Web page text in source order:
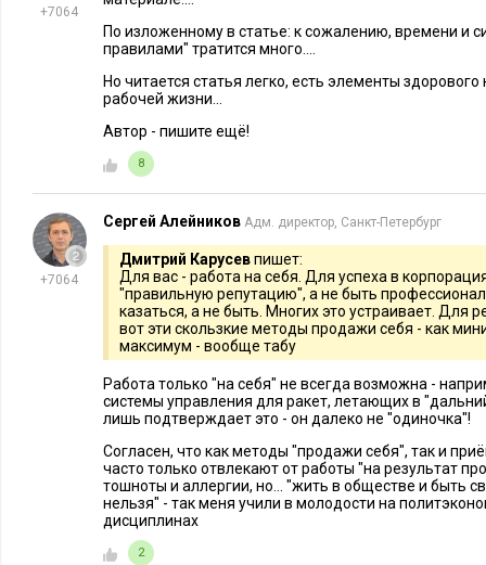
Чем выше планка, тем меньше риск поражения. Не
раза за квартал, как хотел генеральный? Ну, так цель
продажи даже просели? Ладно, зато мы заложили
Неприятные переговоры, пугающие публичные
проблем, с радостью! Незаметную часть работы можно
Так вы быстро примелькаетесь и станете корпоративным
в «Криминальном чтиве» был такой антикризисный
палец не ударил — зато все разрулил и порешал.
роли на почасовой ставке. Рабочее время – вообще
7. Круглосуточно на связи
Чем отличается настоящая ответственность? Даже если
круглосуточная поддержка, работа 7 дней в неделю, по
понадобилось – вы знаете к кому обращаться.
Точно так же на личном уровне, для единичных
график со свободными вечерами выходными мало кому
+7064
По изложенному в статье: к сожалению, времени и
правилами" тратится много....
Но читается статья легко, есть элементы
рабочей жизни...
Автор - пишите ещё!
8
+7064
Сергей Алейников Адм. директор, Санкт-Петербург
Дмитрий Карусевпишет:
Для вас - работа на себя. Для успеха в
"правильную репутацию", а не быть
казаться, а не быть. Многих это устраивает. Для
вот эти скользкие методы продажи себя - как
максимум - вообще табу
Работа только "на себя" не всегда возможна -
системы управления для ракет, летающих в
лишь подтверждает это - он далеко не "одиночка"!
Согласен, что как методы "продажи себя", так и
часто только отвлекают от работы "на результат
тошноты и аллергии, но... "жить в обществе и быть
нельзя" - так меня учили в молодости на
дисциплинах
2